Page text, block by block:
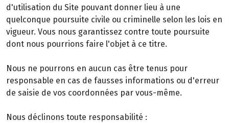
d'utilisation du Site pouvant donner lieu à une
quelconque poursuite civile ou criminelle selon les lois en
vigueur. Vous nous garantissez contre toute poursuite
dont nous pourrions faire l'objet à ce titre.
Nous ne pourrons en aucun cas être tenus pour
responsable en cas de fausses informations ou d'erreur
de saisie de vos coordonnées par vous-même.
Nous déclinons toute responsabilité :